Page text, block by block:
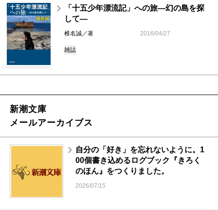
「十五少年漂流記」への旅―幻の島を探
して―
椎名誠／著 2016/04/27
雑誌
新潮文庫
メールアーカイブス
自分の「好き」を忘れないように。1
00個書き込めるログブック『きろく
のほん』をつくりました。
2026/07/15